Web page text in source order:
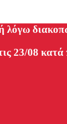
λόγω
23/08